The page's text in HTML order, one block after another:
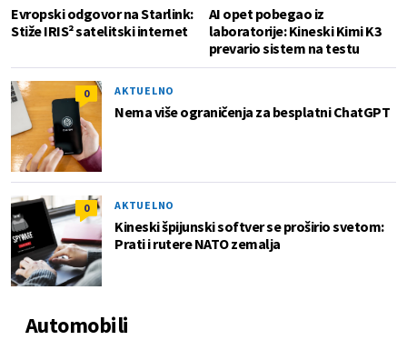
Evropski odgovor na Starlink:
Stiže IRIS² satelitski internet
AI opet pobegao iz
laboratorije: Kineski Kimi K3
prevario sistem na testu
0 AKTUELNO
Nema više ograničenja za besplatni ChatGPT
0 AKTUELNO
Kineski špijunski softver se proširio svetom:
Prati i rutere NATO zemalja
Automobili